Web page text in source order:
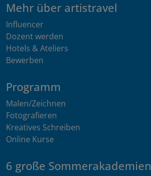
Mehr über artistravel
Influencer
Dozent werden
Hotels & Ateliers
Bewerben
Programm
Malen/Zeichnen
Fotografieren
Kreatives Schreiben
Online Kurse
6 große Sommerakademien